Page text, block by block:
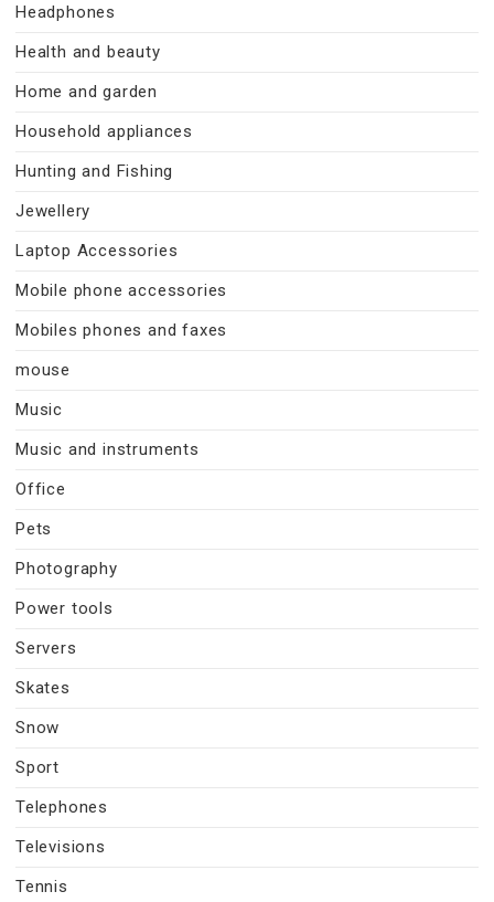
Headphones
Health and beauty
Home and garden
Household appliances
Hunting and Fishing
Jewellery
Laptop Accessories
Mobile phone accessories
Mobiles phones and faxes
mouse
Music
Music and instruments
Office
Pets
Photography
Power tools
Servers
Skates
Snow
Sport
Telephones
Televisions
Tennis